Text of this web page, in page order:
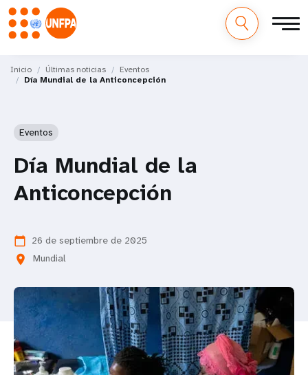
contenido
M
Inicio Últimas noticias
Eventos
Día Mundial de la Anticoncepción
Eventos
Día Mundial de la
Anticoncepción
calendar_today 26 de septiembre de 2025
location_on Mundial